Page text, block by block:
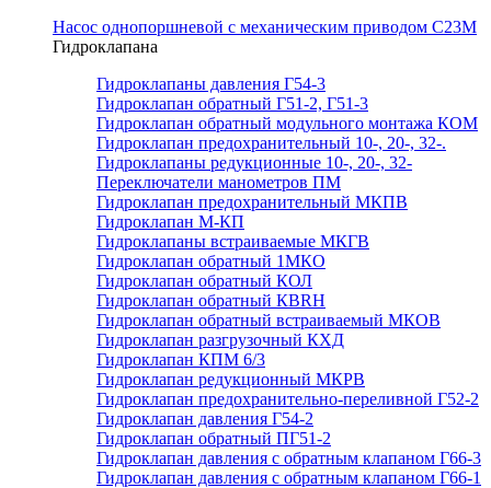
Насос однопоршневой с механическим приводом С23М
Гидроклапана
Гидроклапаны давления Г54-3
Гидроклапан обратный Г51-2, Г51-3
Гидроклапан обратный модульного монтажа КОМ
Гидроклапан предохранительный 10-, 20-, 32-.
Гидроклапаны редукционные 10-, 20-, 32-
Переключатели манометров ПМ
Гидроклапан предохранительный МКПВ
Гидроклапан М-КП
Гидроклапаны встраиваемые МКГВ
Гидроклапан обратный 1МКО
Гидроклапан обратный КОЛ
Гидроклапан обратный КВRН
Гидроклапан обратный встраиваемый МКОВ
Гидроклапан разгрузочный КХД
Гидроклапан КПМ 6/3
Гидроклапан редукционный МКРВ
Гидроклапан предохранительно-переливной Г52-2
Гидроклапан давления Г54-2
Гидроклапан обратный ПГ51-2
Гидроклапан давления с обратным клапаном Г66-3
Гидроклапан давления с обратным клапаном Г66-1